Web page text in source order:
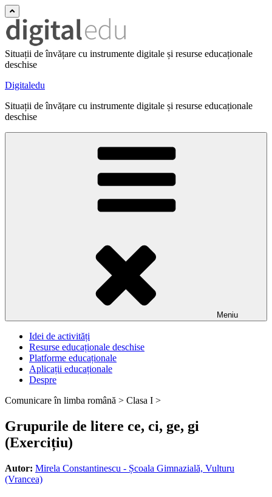
Situații de învățare cu instrumente digitale și resurse educaționale
deschise
Digitaledu
Situații de învățare cu instrumente digitale și resurse educaționale
deschise
Meniu
Idei de activități
Resurse educaționale deschise
Platforme educaționale
Aplicații educaționale
Despre
Comunicare în limba română > Clasa I >
Grupurile de litere ce, ci, ge, gi
(Exercițiu)
Autor: Mirela Constantinescu - Școala Gimnazială, Vulturu
(Vrancea)